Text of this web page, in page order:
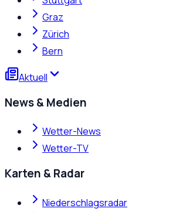
Graz
Zürich
Bern
Aktuell
News & Medien
Wetter-News
Wetter-TV
Karten & Radar
Niederschlagsradar